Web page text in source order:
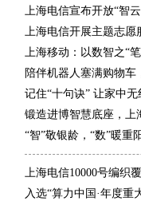
上海电信宣布开放“智
上海电信开展主题志愿
上海移动：以数智之“
陪伴机器人塞满购物车
记住“十句诀” 让家中
锻造进博智慧底座，上
“智”敬银龄，“数”暖重
上海电信10000号编织
入选“算力中国·年度